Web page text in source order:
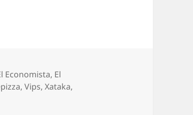
Economista, El
,Vips,Xataka,